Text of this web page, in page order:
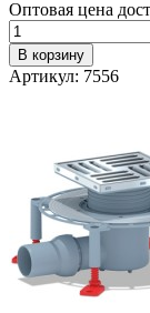
Оптовая цена
В корзину
Артикул: 7556